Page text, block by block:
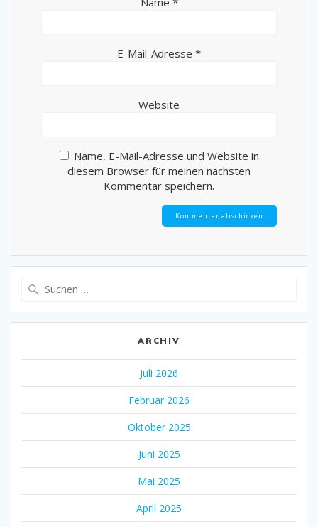
E-Mail-Adresse *
Website
Name, E-Mail-Adresse und Website in
diesem Browser für meinen nächsten
Kommentar speichern.
ARCHIV
Juli 2026
Februar 2026
Oktober 2025
Juni 2025
Mai 2025
April 2025